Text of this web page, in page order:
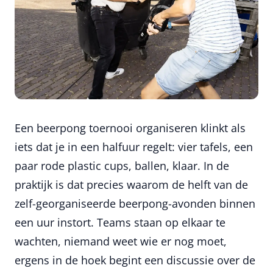
Een beerpong toernooi organiseren klinkt als
iets dat je in een halfuur regelt: vier tafels, een
paar rode plastic cups, ballen, klaar. In de
praktijk is dat precies waarom de helft van de
zelf-georganiseerde beerpong-avonden binnen
een uur instort. Teams staan op elkaar te
wachten, niemand weet wie er nog moet,
ergens in de hoek begint een discussie over de